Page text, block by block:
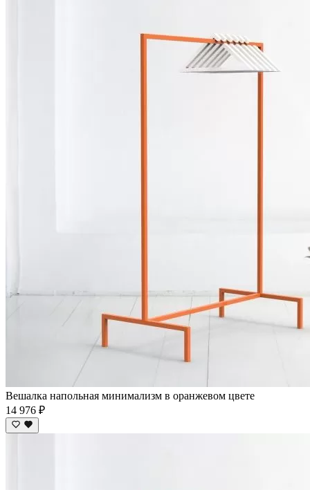
Вешалка напольная минимализм в оранжевом цвете
14 976 ₽